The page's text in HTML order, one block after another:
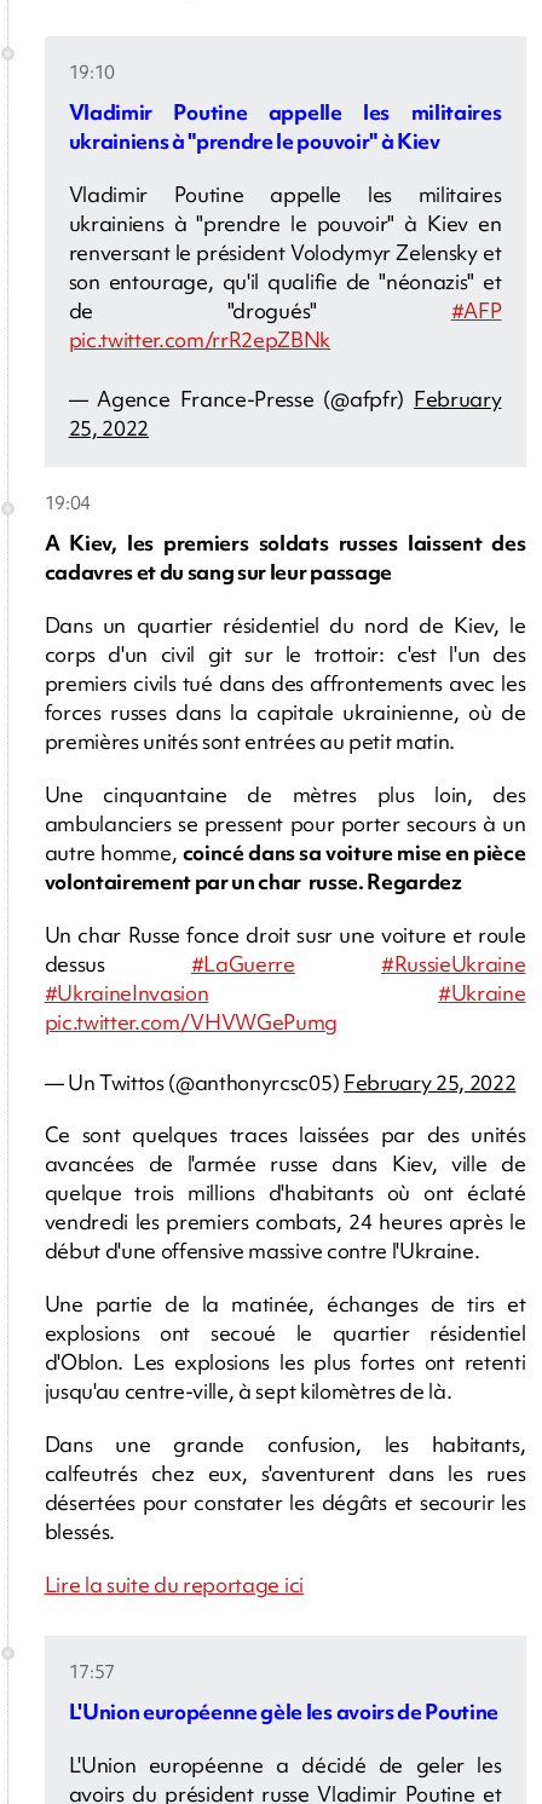
19:10
Vladimir Poutine appelle les militaires
ukrainiens à "prendre le pouvoir" à Kiev
Vladimir Poutine appelle les militaires
ukrainiens à "prendre le pouvoir" à Kiev en
renversant le président Volodymyr Zelensky et
son entourage, qu'il qualifie de "néonazis" et
de "drogués" #AFP
pic.twitter.com/rrR2epZBNk
— Agence France-Presse (@afpfr) February
25, 2022
19:04
A Kiev, les premiers soldats russes laissent des
cadavres et du sang sur leur passage
Dans un quartier résidentiel du nord de Kiev, le
corps d'un civil git sur le trottoir: c'est l'un des
premiers civils tué dans des affrontements avec les
forces russes dans la capitale ukrainienne, où de
premières unités sont entrées au petit matin.
Une cinquantaine de mètres plus loin, des
ambulanciers se pressent pour porter secours à un
autre homme, coincé dans sa voiture mise en pièce
volontairement par un char russe. Regardez
Un char Russe fonce droit susr une voiture et roule
dessus #LaGuerre
#RussieUkraine
#UkraineInvasion
#Ukraine
pic.twitter.com/VHVWGePumg
— Un Twittos (@anthonyrcsc05) February 25, 2022
Ce sont quelques traces laissées par des unités
avancées de l'armée russe dans Kiev, ville de
quelque trois millions d'habitants où ont éclaté
vendredi les premiers combats, 24 heures après le
début d'une offensive massive contre l'Ukraine.
Une partie de la matinée, échanges de tirs et
explosions ont secoué le quartier résidentiel
d'Oblon. Les explosions les plus fortes ont retenti
jusqu'au centre-ville, à sept kilomètres de là.
Dans une grande confusion, les habitants,
calfeutrés chez eux, s'aventurent dans les rues
désertées pour constater les dégâts et secourir les
blessés.
Lire la suite du reportage ici
17:57
L'Union européenne gèle les avoirs de Poutine
L'Union européenne a décidé de geler les
avoirs du président russe Vladimir Poutine et